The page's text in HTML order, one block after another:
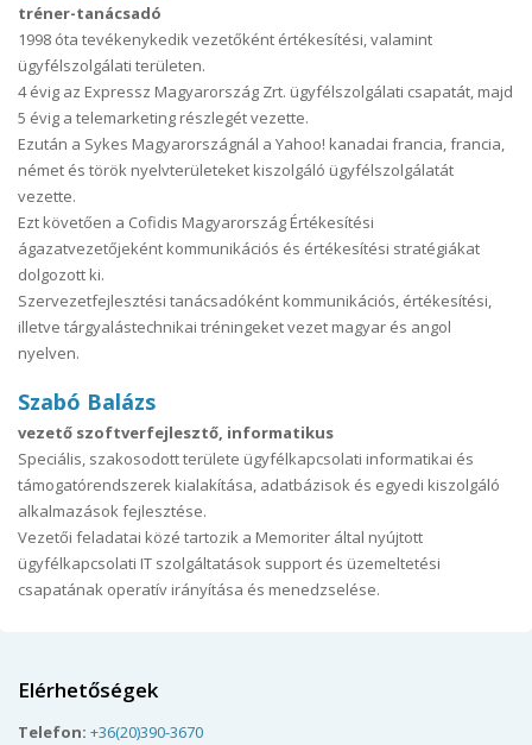
tréner-tanácsadó
1998 óta tevékenykedik vezetőként értékesítési, valamint
ügyfélszolgálati területen.
4 évig az Expressz Magyarország Zrt. ügyfélszolgálati csapatát, majd
5 évig a telemarketing részlegét vezette.
Ezután a Sykes Magyarországnál a Yahoo! kanadai francia, francia,
német és török nyelvterületeket kiszolgáló ügyfélszolgálatát
vezette.
Ezt követően a Cofidis Magyarország Értékesítési
ágazatvezetőjeként kommunikációs és értékesítési stratégiákat
dolgozott ki.
Szervezetfejlesztési tanácsadóként kommunikációs, értékesítési,
illetve tárgyalástechnikai tréningeket vezet magyar és angol
nyelven.
Szabó Balázs
vezető szoftverfejlesztő, informatikus
Speciális, szakosodott területe ügyfélkapcsolati informatikai és
támogatórendszerek kialakítása, adatbázisok és egyedi kiszolgáló
alkalmazások fejlesztése.
Vezetői feladatai közé tartozik a Memoriter által nyújtott
ügyfélkapcsolati IT szolgáltatások support és üzemeltetési
csapatának operatív irányítása és menedzselése.
Elérhetőségek
Telefon: +36(20)390-3670